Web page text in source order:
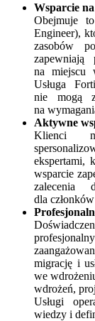
Wsparcie
Obejmuje
Engineer),
zasobów
zapewniają
na miejscu
Usługa
nie mogą
na
Aktywne
Klienci
ekspertami,
wsparcie
zalecenia
dla
migrację i
we
wdrożeń,
Usługi
wiedzy i